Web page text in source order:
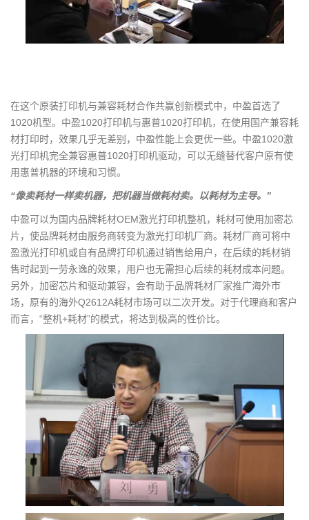
在这个原装打印机与兼容耗材合作共赢创新模式中，中盈首选了
1020机型。中盈1020打印机与惠普1020打印机，在使用国产兼容耗
材打印时，效果几乎无差别，中盈性能上会更优一些。中盈1020激
光打印机完全兼容惠普1020打印机驱动，可以无缝替代客户原有使
用惠普机器的环境和习惯。
“像卖耗材一样卖机器，把机器当做耗材卖。以耗材为主导。”
中盈可以为国内品牌耗材OEM激光打印机整机，耗材可使用加密芯
片，使品牌耗材由服务商转变为激光打印机厂商。耗材厂商可将中
盈激光打印机或自有品牌打印机通过销售给用户，在后续的耗材销
售时起到一劳永逸的效果，用户也无需担心后续的耗材成本问题。
另外，加密芯片和驱动兼容，会有助于品牌耗材厂家推广海外市
场，原有的海外Q2612A耗材市场可以二次开发。对于代理商和客户
而言，“整机+耗材”的模式，将达到极高的性价比。